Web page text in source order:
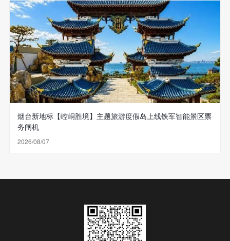
烟台新地标【崆峒胜境】主题旅游度假岛上线铁军智能景区票
务闸机
2026/08/07